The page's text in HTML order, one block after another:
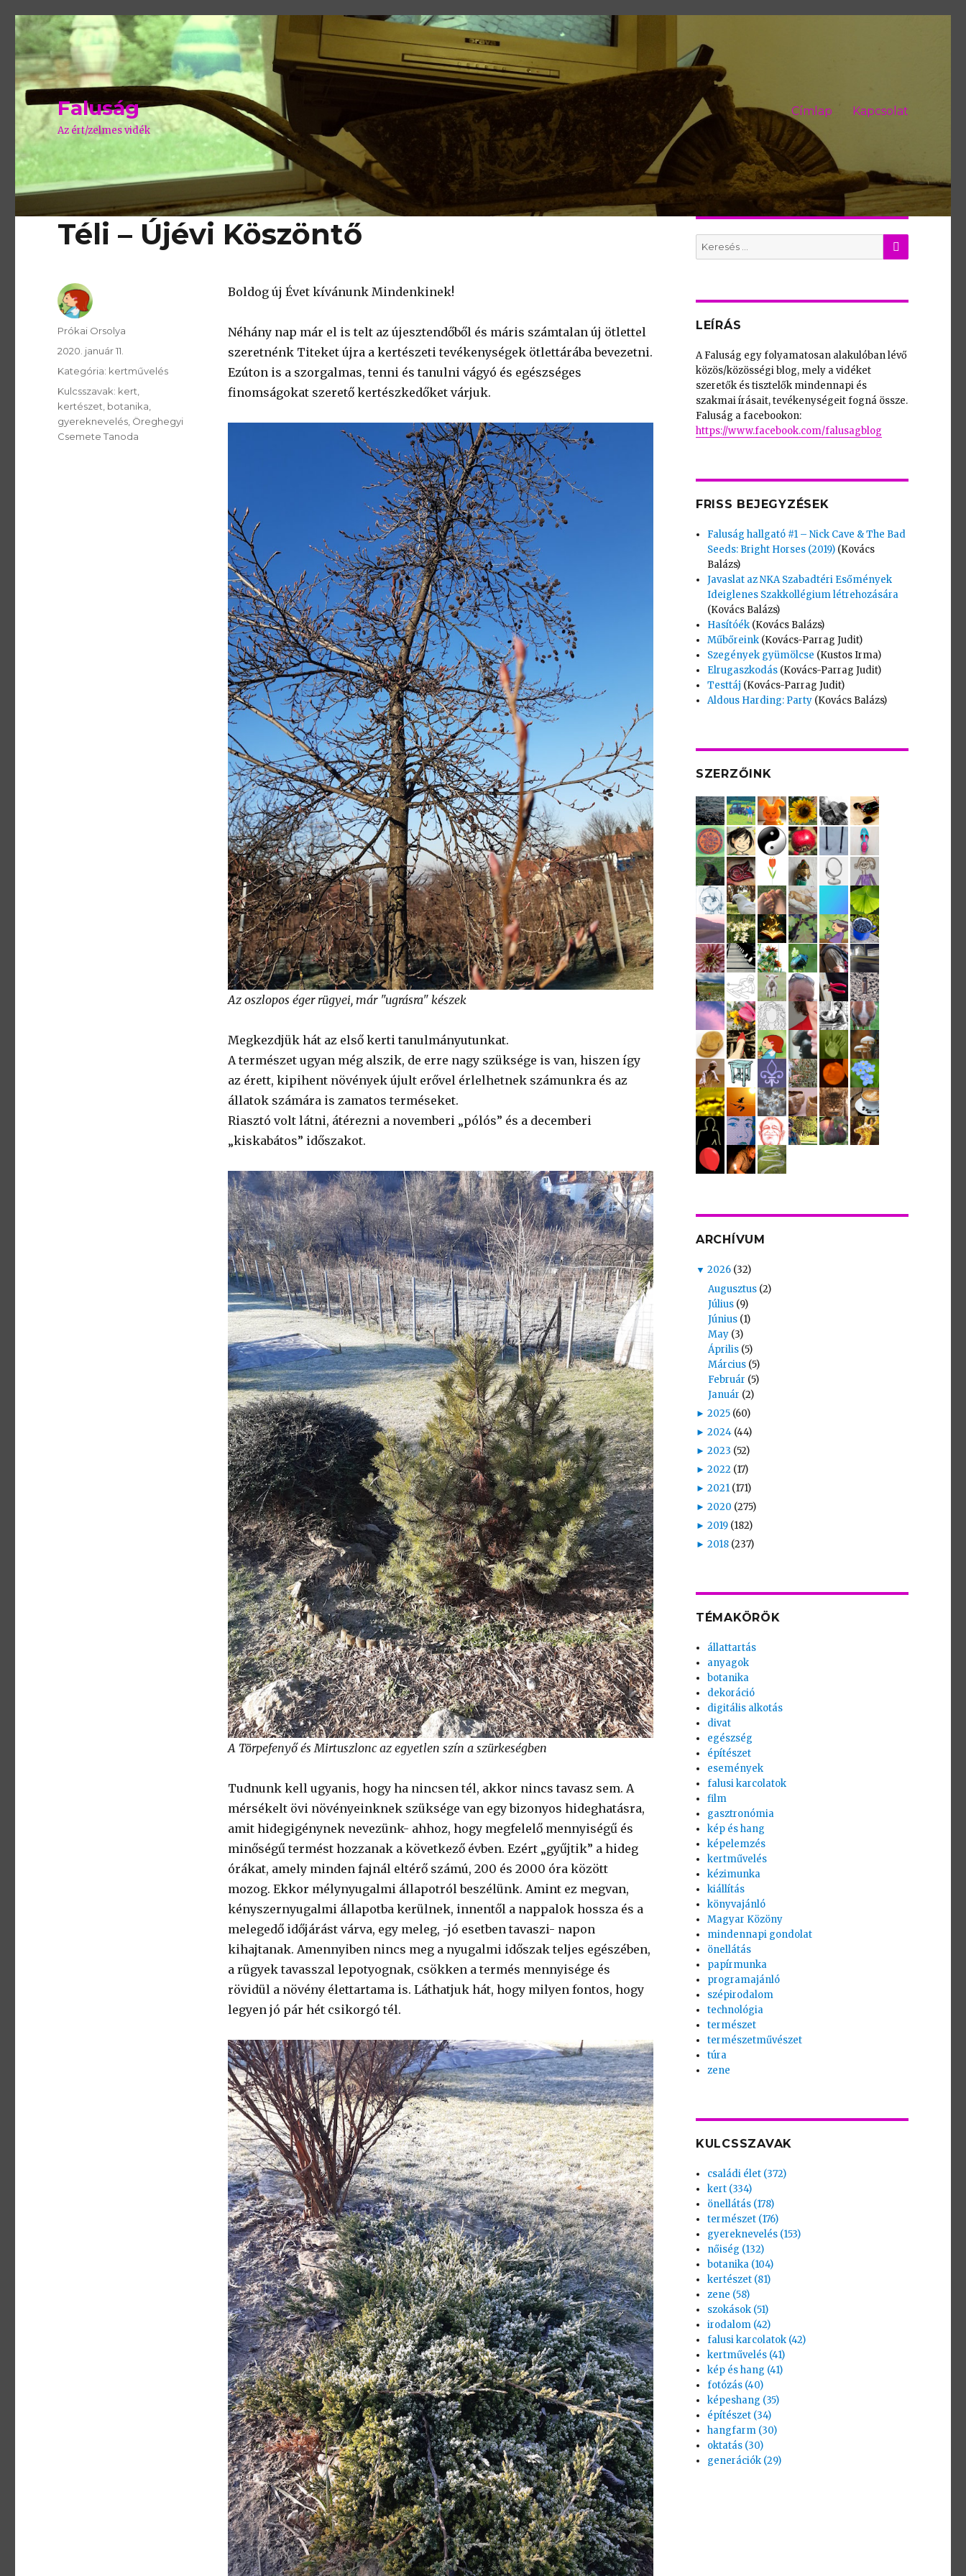
Faluság
Az ért/zelmes vidék
Címlap Kapcsolat
Téli – Újévi Köszöntő
Boldog új Évet kívánunk Mindenkinek!
Néhány nap már el is telt az újesztendőből és máris számtalan új ötlettel
szeretnénk Titeket újra a kertészeti tevékenységek ötlettárába bevezetni.
Ezúton is a szorgalmas, tenni és tanulni vágyó és egészséges
finomságokat szerető kertészkedőket várjuk.
Az oszlopos éger rügyei, már "ugrásra" készek
Megkezdjük hát az első kerti tanulmányutunkat.
A természet ugyan még alszik, de erre nagy szüksége is van, hiszen így
az érett, kipihent növények újult erővel érlelhetnek számunkra és az
állatok számára is zamatos terméseket.
Riasztó volt látni, átérezni a novemberi „pólós” és a decemberi
„kiskabátos” időszakot.
A Törpefenyő és Mirtuszlonc az egyetlen szín a szürkeségben
Tudnunk kell ugyanis, hogy ha nincsen tél, akkor nincs tavasz sem. A
mérsékelt övi növényeinknek szüksége van egy bizonyos hideghatásra,
amit hidegigénynek nevezünk- ahhoz, hogy megfelelő mennyiségű és
minőségű termést hozzanak a következő évben. Ezért „gyűjtik” a hideg
órákat, amely minden fajnál eltérő számú, 200 és 2000 óra között
mozog. Ekkor mélynyugalmi állapotról beszélünk. Amint ez megvan,
kényszernyugalmi állapotba kerülnek, innentől a nappalok hossza és a
melegedő időjárást várva, egy meleg, -jó esetben tavaszi- napon
kihajtanak. Amennyiben nincs meg a nyugalmi időszak teljes egészében,
a rügyek tavasszal lepotyognak, csökken a termés mennyisége és
rövidül a növény élettartama is. Láthatjuk hát, hogy milyen fontos, hogy
legyen jó pár hét csikorgó tél.
SzerzÅ
Prókai Orsolya
Közzétéve:
2020. január 11.
Kategória: Kategória:
kertművelés
Kulcsszavak: Kulcsszavak:
kert
kertészet botanika
gyereknevelés Öreghegyi
Csemete Tanoda
Search
for:
KERES
LEÍRÁS
A Faluság egy folyamatosan alakulóban lévő
közös/közösségi blog, mely a vidéket
szeretők és tisztelők mindennapi és
szakmai írásait, tevékenységeit fogná össze.
Faluság a facebookon:
https://www.facebook.com/falusagblog
FRISS BEJEGYZÉSEK
Faluság hallgató #1 – Nick Cave & The Bad
Seeds: Bright Horses (2019) (Kovács
Balázs)
Javaslat az NKA Szabadtéri Esőmények
Ideiglenes Szakkollégium létrehozására
(Kovács Balázs)
Hasítóék (Kovács Balázs)
Műbőreink (Kovács-Parrag Judit)
Szegények gyümölcse (Kustos Irma)
Elrugaszkodás (Kovács-Parrag Judit)
Testtáj (Kovács-Parrag Judit)
Aldous Harding: Party (Kovács Balázs)
SZERZŐINK
ARCHÍVUM
▼ 2026 (32)
Augusztus (2)
Július (9)
Június (1)
May (3)
Április (5)
Március (5)
Február (5)
Január (2)
► 2025 (60)
► 2024 (44)
► 2023 (52)
► 2022 (17)
► 2021 (171)
► 2020 (275)
► 2019 (182)
► 2018 (237)
TÉMAKÖRÖK
állattartás
anyagok
botanika
dekoráció
digitális alkotás
divat
egészség
építészet
események
falusi karcolatok
film
gasztronómia
kép és hang
képelemzés
kertművelés
kézimunka
kiállítás
könyvajánló
Magyar Közöny
mindennapi gondolat
önellátás
papírmunka
programajánló
szépirodalom
technológia
természet
természetművészet
túra
zene
KULCSSZAVAK
családi élet (372)
kert (334)
önellátás (178)
természet (176)
gyereknevelés (153)
nőiség (132)
botanika (104)
kertészet (81)
zene (58)
szokások (51)
irodalom (42)
falusi karcolatok (42)
kertművelés (41)
kép és hang (41)
fotózás (40)
képeshang (35)
építészet (34)
hangfarm (30)
oktatás (30)
generációk (29)